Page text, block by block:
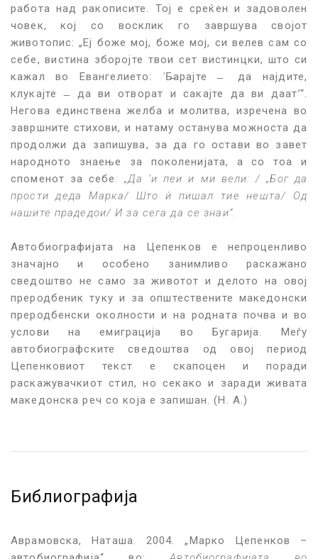
работа над ракописите. Тој е среќен и задоволен
човек, кој со восклик го завршува својот
животопис: „Еј боже мој, боже мој, си велев сам со
себе, вистина зборојте твои сет вистинцки, што си
кажал во Евангелието: ‘Б̶арајте ̶ да најдите,
клукајте ̶ да ви отворат и сакајте да ви даат’“.
Негова единствена желба и молитва, изречена во
завршните стихови, и натаму останува можноста да
продолжи да запишува, за да го остави во завет
народното знаење за поколенијата, а со тоа и
споменот за себе : „Да ‘и пеи и ми вели: / „Бог да
прости деда Марка/ Што ѝ пишал тие нешта/ Од
нашите прадедои/ И за сега да се знаи“.
Автобиографијата на Цепенков е непроценливо
значајно и особено занимливо раскажано
сведоштво не само за животот и делото на овој
преродбеник туку и за општествените македонски
преродбенски околности и на родната почва и во
услови на емиграција во Бугарија. Меѓу
автобиографските сведоштва од овој период
Цепенковиот текст е скапоцен и поради
раскажувачкиот стил, но секако и заради живата
македонска реч со која е запишан. (Н. А.)
Библиографија
Аврамовска, Наташа. 2004. „Марко Цепенков –